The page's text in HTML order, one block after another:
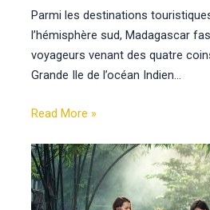
Parmi les destinations
l’hémisphère sud, Madagascar
voyageurs venant des quatre
Grande Ile de l’océan Indien…
Read More »